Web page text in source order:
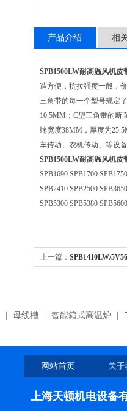
产品介绍 相
SPB1500LW耐高温风机皮
造方便，抗拉强度一般，
三角带的每一个型号规定
10.5MM；C型三角带的断
端宽度38MM，厚度为
车传动、农机传动、等设
SPB1500LW耐高温风机皮
SPB1690 SPB1700
SPB2410 SPB2500
SPB5300 SPB5380
上一篇： SPB1410LW/
母线槽 智能箱式高温炉
网站首页 关
上海天顿机电设备